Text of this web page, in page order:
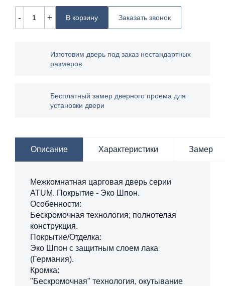
- + В корзину Заказать звонок
Изготовим дверь под заказ нестандартных
размеров
Бесплатный замер дверного проема для
установки двери
Описание Характеристики Замер
Межкомнатная царговая дверь серии
ATUM. Покрытие - Эко Шпон.
Особенности:
Бескромочная технология; полнотелая
конструкция.
Покрытие/Отделка:
Эко Шпон с защитным слоем лака
(Германия).
Кромка:
"Бескромочная" технология, окутывание